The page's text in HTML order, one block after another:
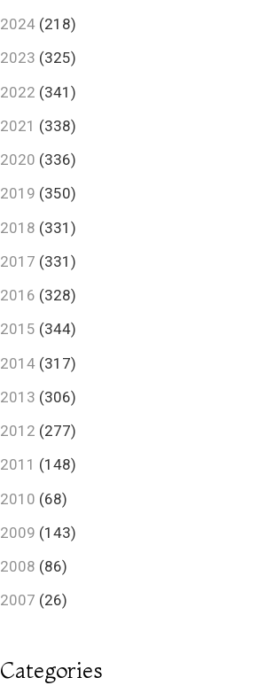
2024 (218)
2023 (325)
2022 (341)
2021 (338)
2020 (336)
2019 (350)
2018 (331)
2017 (331)
2016 (328)
2015 (344)
2014 (317)
2013 (306)
2012 (277)
2011 (148)
2010 (68)
2009 (143)
2008 (86)
2007 (26)
Categories